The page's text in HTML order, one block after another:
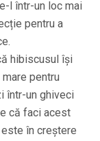
l într-un loc mai
pentru a
hibiscusul își
pentru
într-un ghiveci
că faci acest
este în creștere